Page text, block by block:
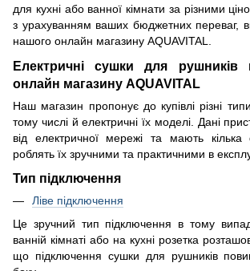
для кухні або ванної кімнати за різними
з урахуванням ваших бюджетних переваг,
нашого онлайн магазину AQUAVITAL.
Електричні сушки для рушників
онлайн магазину AQUAVITAL
Наш магазин пропонує до купівлі різні
тому числі й електричні їх моделі. Дані
від електричної мережі та мають кілька
роблять їх зручними та практичними в
Тип підключення
Ліве підключення
Це зручний тип підключення в тому
ванній кімнаті або на кухні розетка
що підключення сушки для рушників